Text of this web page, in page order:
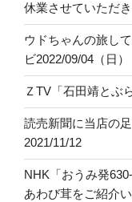
休業させていただ
ウドちゃんの旅し
ビ2022/09/04（日）
ＺTV「石田靖とぶ
読売新聞に当店の
2021/11/12
NHK「おうみ発
あわび茸をご紹介